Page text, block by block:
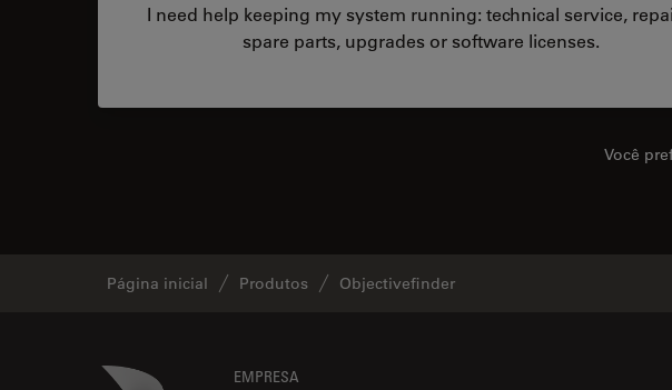
I need help keeping my system running: technical service,
spare parts, upgrades or software licenses.
Você
Página inicial Produtos Objectivefinder
Danaher Logo EMPRESA